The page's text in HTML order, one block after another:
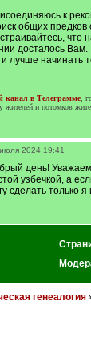
к
общих предков
что
досталось Вам.
и лучше начинать
канал в Телеграмме,
жителей и потомков
2024 19:41
день!
узбечкой, а
сделать только
генеалогия